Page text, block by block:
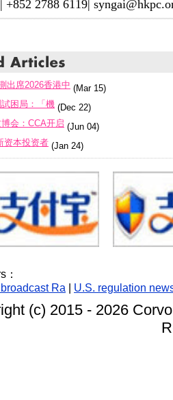
+852 2788 6119|
出席2026香港中 (Mar 15)
困局：「機 (Dec 22)
会：CCA开启 (Jun 04)
资本投资者 (Jan 24)
：
Ra
U.S. regulation
(c) 2015 - 2026